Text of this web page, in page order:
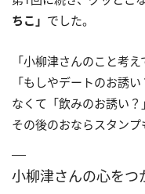
ちこ」 でした。
「小柳津さんのこと考
「もしやデートのお誘
なくて「飲みのお誘い？
その後のおならスタンプ
小柳津さんの心をつ